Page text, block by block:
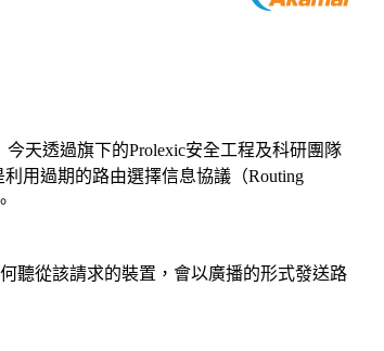
天透過旗下的Prolexic安全工程及科研團隊
利用過期的路由選擇信息協議（Routing
聽從該請求的裝置，會以廣播的形式發送路